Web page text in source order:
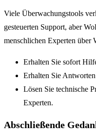
Viele Überwachungstools
gesteuerten Support, aber
menschlichen Experten über
Erhalten Sie sofort
Erhalten Sie
Lösen Sie technische
Experten.
Abschließende